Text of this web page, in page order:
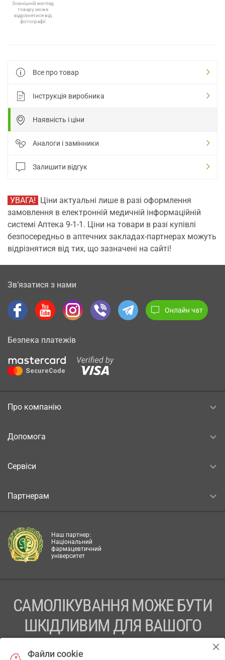
Зовнішній вигляд
товару може
відрізнятися від
фотографії
Все про товар
Інструкція виробника
Наявність і ціни
Аналоги і замінники
Залишити відгук
УВАГА! Ціни актуальні лише в разі оформлення
замовлення в електронній медичній інформаційній
системі Аптека 9-1-1. Ціни на товари в разі купівлі
безпосередньо в аптечних закладах-партнерах можуть
відрізнятися від тих, що зазначені на сайті!
Зв’язатися з нами
Онлайн чат
Безпека платежів
Про компанію
Допомога
Сервіси
Партнерам
Наш партнер:
Національний
фармацевтичний
університет
САМОЛІКУВАННЯ МОЖЕ БУТИ
ШКІДЛИВИМ ДЛЯ ВАШОГО
Файли cookie